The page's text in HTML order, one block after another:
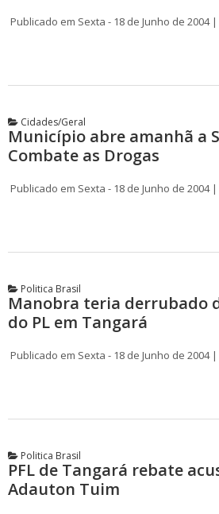
Publicado em Sexta - 18 de Junho de 2004 |
Cidades/Geral
Município abre amanhã a
Combate as Drogas
Publicado em Sexta - 18 de Junho de 2004 |
Politica Brasil
Manobra teria derrubado
do PL em Tangará
Publicado em Sexta - 18 de Junho de 2004 |
Politica Brasil
PFL de Tangará rebate
Adauton Tuim